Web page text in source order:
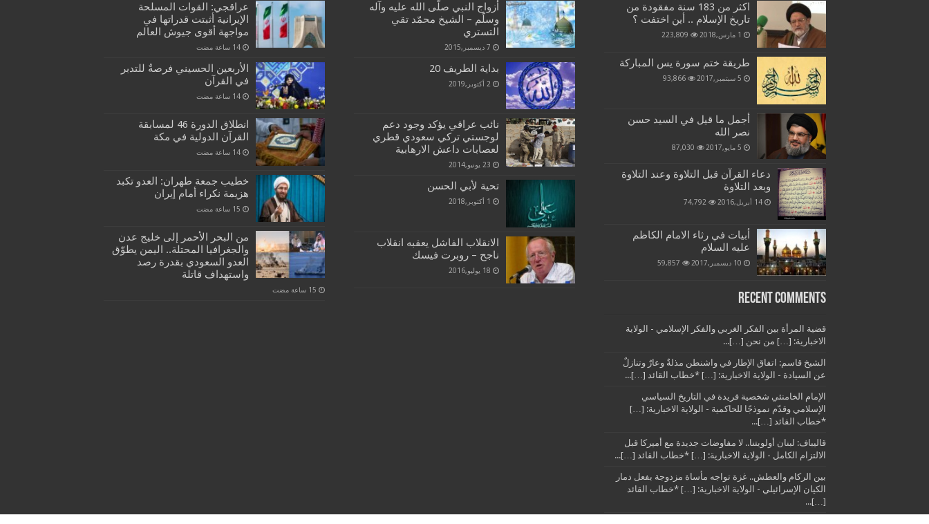
اكثر من 183 سنة مفقودة من
تاريخ الإسلام .. أين اختفت ؟
1 مارس,2018 223,809
طريقة ختم سورة يس المباركة
5 سبتمبر,2017 93,866
أجمل ما قيل في السيد حسن
نصر الله
5 مايو,2017 87,030
دعاء القرآن قبل التلاوة وعند التلاوة
وبعد التلاوة
14 أبريل,2016 74,792
أبيات في رثاء الامام الكاظم
عليه السلام
10 ديسمبر,2017 59,857
Recent Comments
قضية المرأة بين الفكر الغربي والفكر الإسلامي - الولاية
الاخبارية: […] من نحن […]...
الشيخ قاسم: اتفاق الإطار في واشنطن مذلةٌ وعارٌ وتنازلٌ
عن السيادة - الولاية الاخبارية: […] *خطاب القائد […]...
الإمام الخامنئي شخصية فريدة في التاريخ السياسي
الإسلامي وقدّم نموذجًا للحاكمية - الولاية الاخبارية: […]
*خطاب القائد […]...
قاليباف: لبنان أولويتنا.. لا مفاوضات جديدة مع أميركا قبل
الالتزام الكامل - الولاية الاخبارية: […] *خطاب القائد […]...
بين الركام والعطش.. غزة تواجه مأساة مزدوجة بفعل دمار
الكيان الإسرائيلي - الولاية الاخبارية: […] *خطاب القائد
[…]...
أزواج النبي صلّى الله عليه وآله
وسلّم – الشيخ محمّد تقي
التستري
7 ديسمبر,2015
بداية الطريف 20
2 أكتوبر,2019
نائب عراقي يؤكد وجود دعم
لوجستي تركي سعودي قطري
لعصابات داعش الارهابية
23 يونيو,2014
تحية لأبي الحسن
1 أكتوبر,2018
الانقلاب الفاشل يعقبه انقلاب
ناجح – روبرت فيسك
18 يوليو,2016
عراقجي: القوات المسلحة
الإيرانية أثبتت قدراتها في
مواجهة أقوى جيوش العالم
الأربعين الحسيني فرصةٌ للتدبر
في القرآن
انطلاق الدورة 46 لمسابقة
القرآن الدولية في مكة
خطيب جمعة طهران: العدو تكبد
هزيمة نكراء أمام إيران
من البحر الأحمر إلى خليج عدن
والجغرافيا المحتلة.. اليمن يطوّق
العدو السعودي بقدرة رصد
واستهداف قاتلة